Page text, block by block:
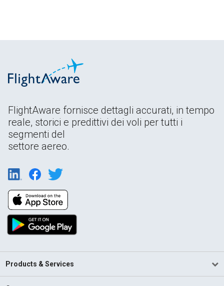
FlightAware fornisce dettagli accurati, in tempo
reale, storici e predittivi dei voli per tutti i
segmenti del
settore aereo.
Products & Services